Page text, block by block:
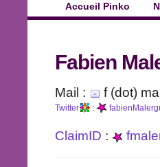
Accueil Pinko
Fabien
Mail : f (dot)
Twitter :
ClaimID :